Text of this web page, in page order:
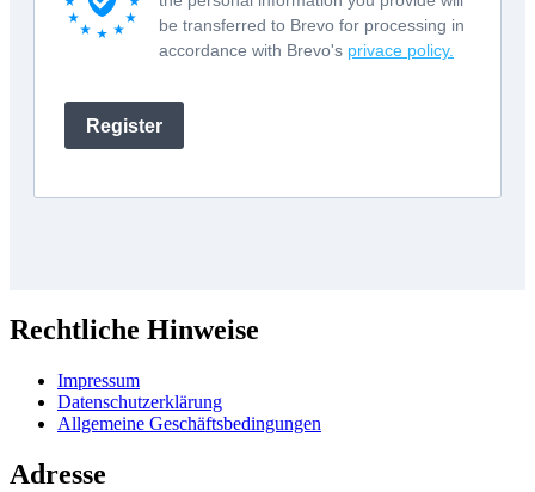
Rechtliche Hinweise
Impressum
Datenschutzerklärung
Allgemeine Geschäftsbedingungen
Adresse